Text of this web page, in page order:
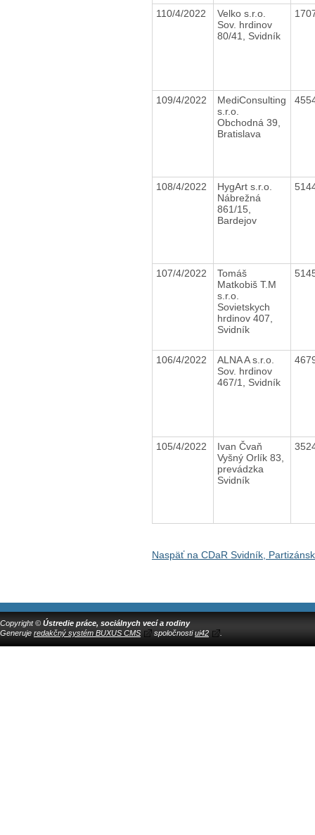
110/4/2022
Velko s.r.o.
Sov. hrdinov
80/41, Svidník
109/4/2022
MediConsulting
s.r.o.
Obchodná 39,
Bratislava
108/4/2022
HygArt s.r.o.
Nábrežná
861/15,
Bardejov
107/4/2022
Tomáš
Matkobiš T.M
s.r.o.
Sovietskych
hrdinov 407,
Svidník
106/4/2022
ALNA A s.r.o.
Sov. hrdinov
467/1, Svidník
105/4/2022
Ivan Čvaň
Vyšný Orlík 83,
prevádzka
Svidník
Naspäť na CDaR Svidník,
Copyright © Ústredie práce, sociálnych vecí a rodiny
Generuje redakčný systém BUXUS CMS spoločnostiui42